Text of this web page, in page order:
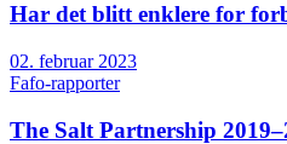
Har det blitt enklere for
02. februar 2023
Fafo-rapporter
The Salt Partnership